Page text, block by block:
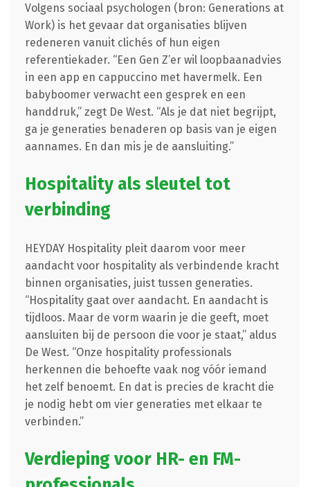
Volgens sociaal psychologen (bron: Generations at
Work) is het gevaar dat organisaties blijven
redeneren vanuit clichés of hun eigen
referentiekader. “Een Gen Z’er wil loopbaanadvies
in een app en cappuccino met havermelk. Een
babyboomer verwacht een gesprek en een
handdruk,” zegt De West. “Als je dat niet begrijpt,
ga je generaties benaderen op basis van je eigen
aannames. En dan mis je de aansluiting.”
Hospitality als sleutel tot
verbinding
HEYDAY Hospitality pleit daarom voor meer
aandacht voor hospitality als verbindende kracht
binnen organisaties, juist tussen generaties.
“Hospitality gaat over aandacht. En aandacht is
tijdloos. Maar de vorm waarin je die geeft, moet
aansluiten bij de persoon die voor je staat,” aldus
De West. “Onze hospitality professionals
herkennen die behoefte vaak nog vóór iemand
het zelf benoemt. En dat is precies de kracht die
je nodig hebt om vier generaties met elkaar te
verbinden.”
Verdieping voor HR- en FM-